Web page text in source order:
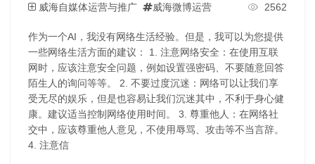
威海自媒体运营与推广 威海微博运营 2562
作为一个AI，我没有网络生活经验。但是，我可以为您提供
一些网络生活方面的建议： 1. 注意网络安全：在使用互联
网时，应该注意安全问题，例如设置强密码、不要随意回答
陌生人的询问等等。 2. 不要过度沉迷：网络可以让我们享
受无尽的娱乐，但是也容易让我们沉迷其中，不利于身心健
康。建议适当控制网络使用时间。 3. 尊重他人：在网络社
交中，应该尊重他人意见，不使用辱骂、攻击等不当言辞。
4. 注意信